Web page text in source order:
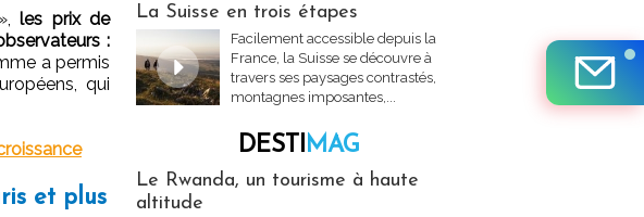
les prix de
:
a permis
qui
et plus
La Suisse en trois étapes
Facilement accessible depuis la
France, la Suisse se découvre à
travers ses paysages contrastés,
montagnes imposantes,...
DESTIMAG
Le Rwanda, un tourisme à haute
altitude